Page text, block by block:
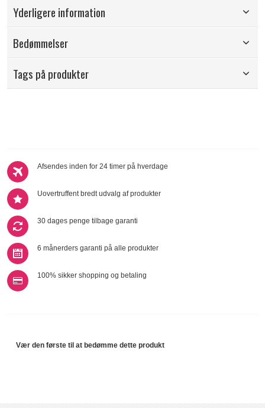
Afsendes inden for 24 timer på hverdage
Uovertruffent bredt udvalg af produkter
30 dages penge tilbage garanti
6 månerders garanti på alle produkter
100% sikker shopping og betaling
Vær den første til at bedømme dette produkt
Yderligere information
Bedømmelser
Tags på produkter